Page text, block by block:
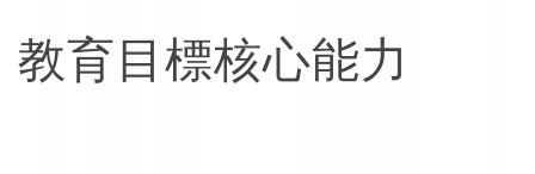
教育目標核心能力